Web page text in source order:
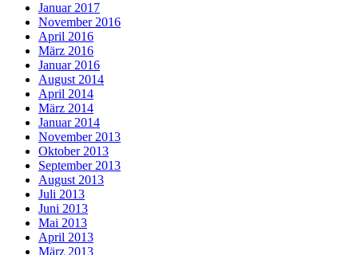
Januar 2017
November 2016
April 2016
März 2016
Januar 2016
August 2014
April 2014
März 2014
Januar 2014
November 2013
Oktober 2013
September 2013
August 2013
Juli 2013
Juni 2013
Mai 2013
April 2013
März 2013